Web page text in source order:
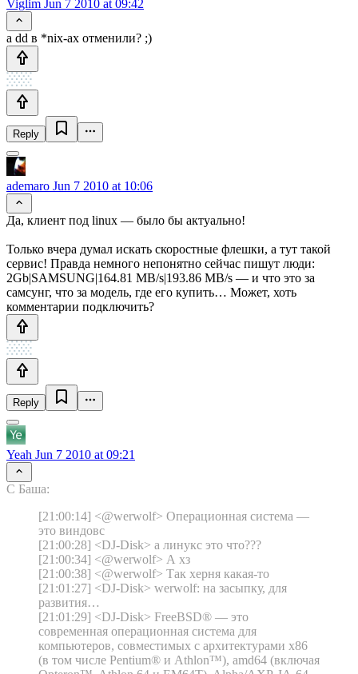
Viglim Jun 7 2010 at 09:42
а dd в *nix-ах отменили? ;)
Reply
ademaro Jun 7 2010 at 10:06
Да, клиент под linux — было бы актуально!
Только вчера думал искать скоростные флешки, а тут такой
сервис! Правда немного непонятно сейчас пишут люди:
2Gb|SAMSUNG|164.81 MB/s|193.86 MB/s — и что это за
самсунг, что за модель, где его купить… Может, хоть
комментарии подключить?
Reply
Yeah Jun 7 2010 at 09:21
C Баша:
[21:00:14] <@werwolf> Операционная система —
это виндовс
[21:00:28] <DJ-Disk> а линукс это что???
[21:00:34] <@werwolf> А хз
[21:00:38] <@werwolf> Так херня какая-то
[21:01:27] <DJ-Disk> werwolf: на засыпку, для
развития…
[21:01:29] <DJ-Disk> FreeBSD® — это
современная операционная система для
компьютеров, совместимых с архитектурами x86
(в том числе Pentium® и Athlon™), amd64 (включая